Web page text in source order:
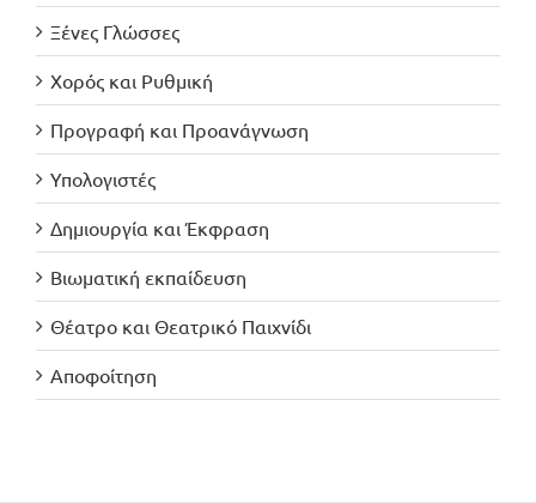
Ξένες Γλώσσες
Χορός και Ρυθμική
Προγραφή και Προανάγνωση
Υπολογιστές
Δημιουργία και Έκφραση
Βιωματική εκπαίδευση
Θέατρο και Θεατρικό Παιχνίδι
Αποφοίτηση